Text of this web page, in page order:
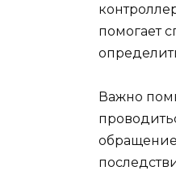
помогает
Важно